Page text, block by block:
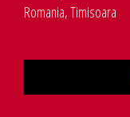
Romania, Timisoara